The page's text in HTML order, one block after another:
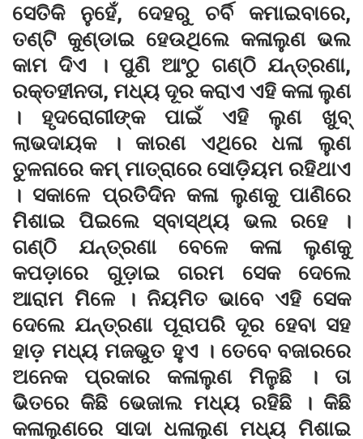
ସେତିକି ନୁହେଁ, ଦେହରୁ ଚର୍ବି କମାଇବାରେ,
ତଣ୍ଟି କୁଣ୍ଡାଇ ହେଉଥିଲେ କଳାଲୁଣ ଭଲ
କାମ ଦିଏ । ପୁଣି ଆଂଠୁ ଗଣ୍ଠି ଯନ୍ତ୍ରଣା,
ରକ୍ତହୀନତା, ମଧ୍ୟ ଦୂର କରାଏ ଏହି କଳା ଲୁଣ
। ହୃଦରୋଗୀଙ୍କ ପାଇଁ ଏହି ଲୁଣ ଖୁବ୍
ଲାଭଦାୟକ । କାରଣ ଏଥିରେ ଧଳା ଲୁଣ
ତୁଳନାରେ କମ୍ ମାତ୍ରାରେ ସୋଡ଼ିୟମ ରହିଥାଏ
। ସକାଳେ ପ୍ରତିଦିନ କଳା ଲୁଣକୁ ପାଣିରେ
ମିଶାଇ ପିଇଲେ ସ୍ବାସ୍ଥ୍ୟ ଭଲ ରହେ ।
ଗଣ୍ଠି ଯନ୍ତ୍ରଣା ବେଳେ କଳା ଲୁଣକୁ
କପଡ଼ାରେ ଗୁଡ଼ାଇ ଗରମ ସେକ ଦେଲେ
ଆରାମ ମିଳେ । ନିୟମିତ ଭାବେ ଏହି ସେକ
ଦେଲେ ଯନ୍ତ୍ରଣା ପୂରାପରି ଦୂର ହେବା ସହ
ହାଡ଼ ମଧ୍ୟ ମଜଭୁତ ହୁଏ । ତେବେ ବଜାରରେ
ଅନେକ ପ୍ରକାର କଳାଲୁଣ ମିଳୁଛି । ତା
ଭିତରେ କିଛି ଭେଜାଲ ମଧ୍ୟ ରହିଛି । କିଛି
କଳାଲୁଣରେ ସାଦା ଧଳାଲୁଣ ମଧ୍ୟ ମିଶାଇ